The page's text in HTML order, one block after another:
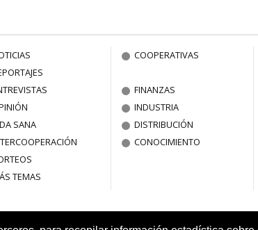
SANA
TEMAS
COOPERATIVAS
FINANZAS
INDUSTRIA
DISTRIBUCIÓN
CONOCIMIENTO